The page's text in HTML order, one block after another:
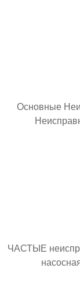
Основные
ЧАСТЫЕ